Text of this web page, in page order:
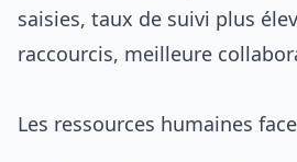
saisies, taux de suivi plus
raccourcis, meilleure
Les ressources humaines